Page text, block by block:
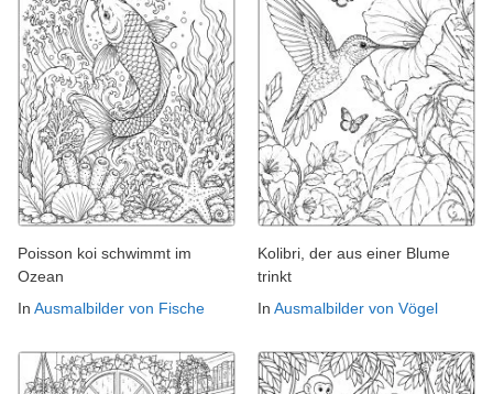
Poisson koi schwimmt im
Ozean
In Ausmalbilder von Fische
Kolibri, der aus einer Blume
trinkt
In Ausmalbilder von Vögel